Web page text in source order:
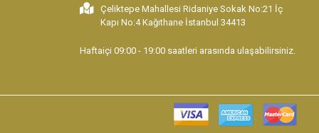
Çeliktepe Mahallesi Ridaniye Sokak No:21 İç
Kapı No:4 Kağıthane İstanbul 34413
Haftaiçi 09:00 - 19:00 saatleri arasında ulaşabilirsiniz.